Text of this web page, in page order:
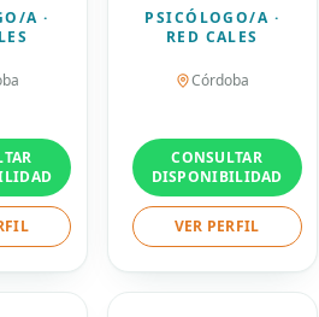
A ·
PSICÓLOGO/A ·
RED CALES
Córdoba
CONSULTAR
DISPONIBILIDAD
VER PERFIL